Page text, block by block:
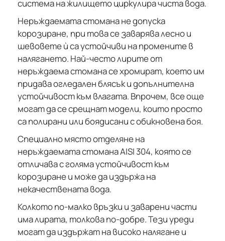
система на жилището циркулира чиста вода.
Неръждаемата стомана не допуска
корозиране, при това се заварява лесно и
шевовете ѝ са устойчиви на промените в
налягането. Най-често лирите от
неръждаема стомана се хромират, което им
придава огледален блясък и допълнителна
устойчивост към влагата. Впрочем, все още
могат да се срещнат модели, които просто
са полирани или боядисани с обикновена боя.
Специално място отделяне на
неръждаемата стомана AISI 304, която се
отличава с голяма устойчивост към
корозиране и може да издържа на
некачествената вода.
Колкото по-малко връзки и заварени части
има лирата, толкова по-добре. Тези уреди
могат да издържат на високо налягане и